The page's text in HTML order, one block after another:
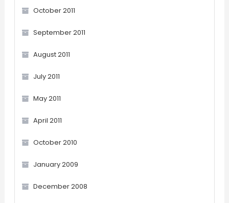
October 2011
September 2011
August 2011
July 2011
May 2011
April 2011
October 2010
January 2009
December 2008